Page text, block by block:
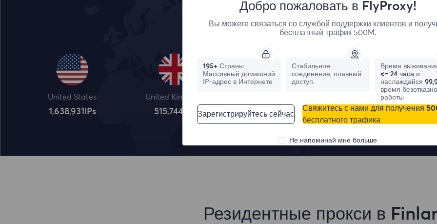
Лучшие места
United States
1,638,932 IPs
United Kingdom
515,745 1,042,773IPs
Canada
331,148IPs
Резидентные прокси в
Добро пожаловать в FlyProxy!
Вы можете связаться со службой поддержки клиентов и
бесплатный трафик 500M.
195+ Страны
Массивный домашний
IP-адрес в Интернете
Стабильное
соединение, плавный
доступ.
Время
<= 24 часа и
наслаждайся
время
работы
Зарегистрируйтесь сейчас
Свяжитесь с нами для получения
бесплатного трафика
Не напоминай мне больше